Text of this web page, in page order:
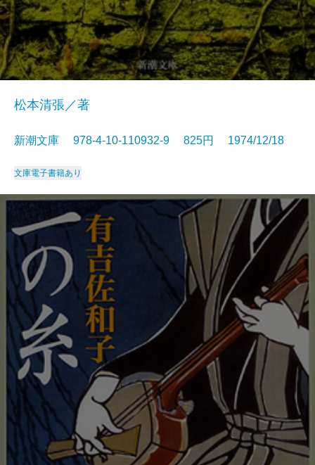
松本清張／著
新潮文庫 978-4-10-110932-9 825円 1974/12/18
文庫電子書籍あり